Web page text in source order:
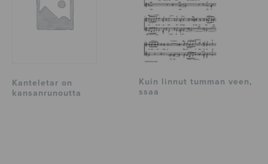
Kanteletar on
kansanrunoutta
Kuin linnut tumman veen,
ssaa